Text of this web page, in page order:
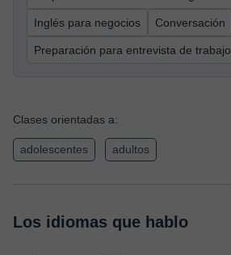
Inglés para negocios Conversación
Preparación para entrevista de trabajo
Clases orientadas a:
adolescentes adultos
Los idiomas que hablo